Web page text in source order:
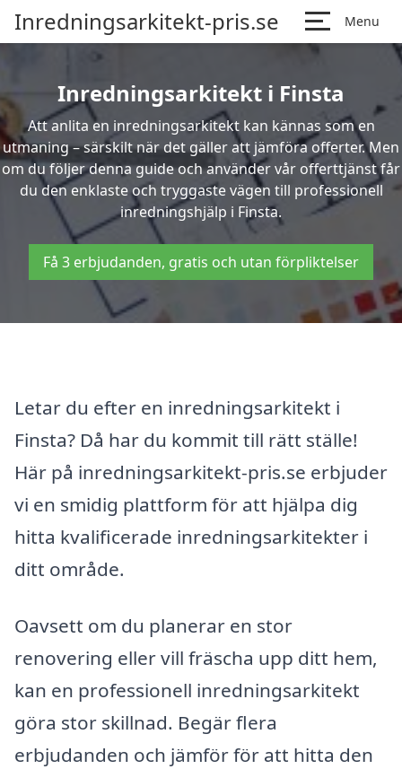
Inredningsarkitekt-pris.se Menu
Inredningsarkitekt i Finsta
Att anlita en inredningsarkitekt kan kännas som en
utmaning – särskilt när det gäller att jämföra offerter. Men
om du följer denna guide och använder vår offerttjänst får
du den enklaste och tryggaste vägen till professionell
inredningshjälp i Finsta.
Få 3 erbjudanden, gratis och utan förpliktelser
Letar du efter en inredningsarkitekt i
Finsta? Då har du kommit till rätt ställe!
Här på inredningsarkitekt-pris.se erbjuder
vi en smidig plattform för att hjälpa dig
hitta kvalificerade inredningsarkitekter i
ditt område.
Oavsett om du planerar en stor
renovering eller vill fräscha upp ditt hem,
kan en professionell inredningsarkitekt
göra stor skillnad. Begär flera
erbjudanden och jämför för att hitta den